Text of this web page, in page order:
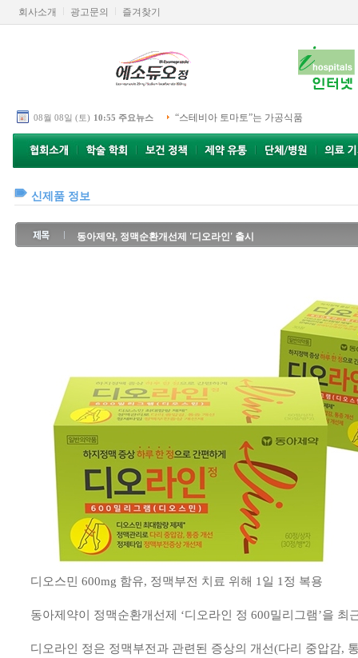
회사소개 광고문의 즐겨찾기
08월 08일 (토) 10:55 주요뉴스 “스테비아 토마토”는 가공식품
신제품 정보
동아제약, 정맥순환개선제 '디오라인' 출시
디오스민 600mg 함유, 정맥부전 치료 위해 1일 1정 복용
동아제약이 정맥순환개선제 ‘디오라인 정 600밀리그램’을 최
디오라인 정은 정맥부전과 관련된 증상의 개선(다리 중압감,